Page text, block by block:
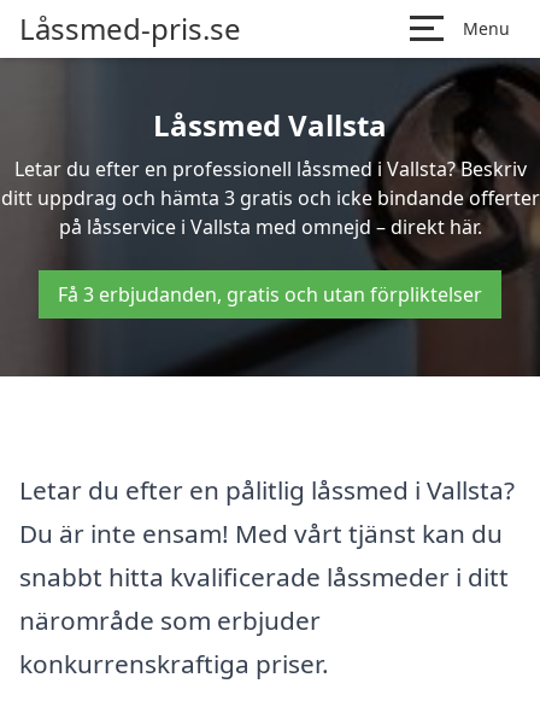
Låssmed-pris.se Menu
Låssmed Vallsta
Letar du efter en professionell låssmed i Vallsta? Beskriv
ditt uppdrag och hämta 3 gratis och icke bindande offerter
på låsservice i Vallsta med omnejd – direkt här.
Få 3 erbjudanden, gratis och utan förpliktelser
Letar du efter en pålitlig låssmed i Vallsta?
Du är inte ensam! Med vårt tjänst kan du
snabbt hitta kvalificerade låssmeder i ditt
närområde som erbjuder
konkurrenskraftiga priser.